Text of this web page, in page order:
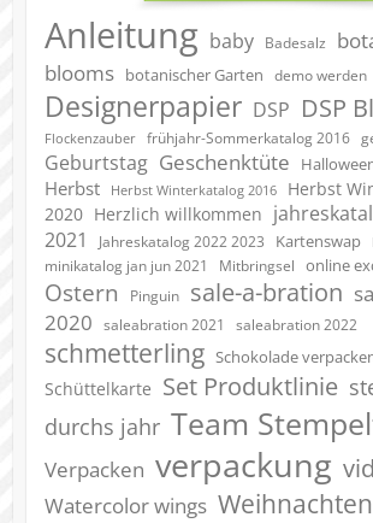
Anleitung baby Badesalz
blooms botanischer Garten demo werden
Designerpapier DSP DSP
Flockenzauber frühjahr-Sommerkatalog 2016
Geburtstag Geschenktüte
Herbst Herbst Winterkatalog 2016
Herbst
2020 Herzlich willkommen
2021
Jahreskatalog 2022 2023 Kartenswap
minikatalog jan jun 2021 Mitbringsel online
Ostern Pinguin sale-a-bration
2020
saleabration 2021 saleabration 2022
schmetterling Schokolade
Schüttelkarte Set Produktlinie
durchs jahr Team
Verpacken verpackung
Watercolor wings Weihnachten